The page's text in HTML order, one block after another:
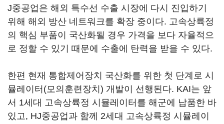
J중공업은 해외 특수선 수출 시장에 다시 진입하기
위해 해외 방산 네트워크를 확장 중이다. 고속상륙정
의 핵심 부품이 국산화될 경우 가격을 보다 자율적으
로 정할 수 있기 때문에 수출에 탄력을 받을 수 있다.
한편 현재 통합제어장치 국산화를 위한 첫 단계로 시
뮬레이터(모의훈련장치) 개발이 선행된다. KAI는 앞
서 1세대 고속상륙정 시뮬레이터를 해군에 납품한 바
있고, HJ중공업과 함께 2세대 고속상륙정 시뮬레이